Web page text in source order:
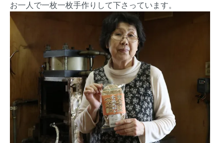
お一人で一枚一枚手作りして下さっています。